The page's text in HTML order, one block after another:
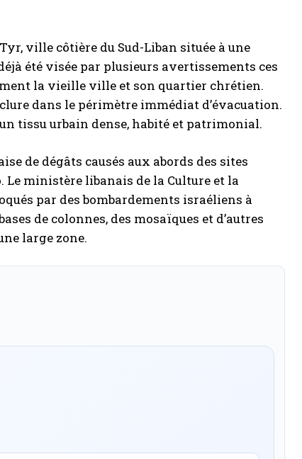
ville côtière du Sud-Liban située à une
été visée par plusieurs avertissements ces
la vieille ville et son quartier chrétien.
dans le périmètre immédiat d’évacuation.
tissu urbain dense, habité et patrimonial.
de dégâts causés aux abords des sites
ministère libanais de la Culture et la
par des bombardements israéliens à
de colonnes, des mosaïques et d’autres
large zone.